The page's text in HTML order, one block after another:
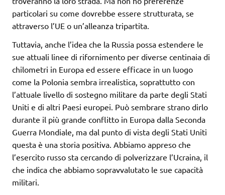
particolari su come dovrebbe essere strutturata, se
attraverso l’UE o un’alleanza tripartita.
Tuttavia, anche l’idea che la Russia possa estendere le
sue attuali linee di rifornimento per diverse centinaia di
chilometri in Europa ed essere efficace in un luogo
come la Polonia sembra irrealistica, soprattutto con
l’attuale livello di sostegno militare da parte degli Stati
Uniti e di altri Paesi europei. Può sembrare strano dirlo
durante il più grande conflitto in Europa dalla Seconda
Guerra Mondiale, ma dal punto di vista degli Stati Uniti
questa è una storia positiva. Abbiamo appreso che
l’esercito russo sta cercando di polverizzare l’Ucraina, il
che indica che abbiamo sopravvalutato le sue capacità
militari.